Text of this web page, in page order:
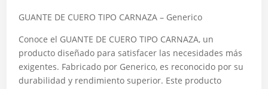
GUANTE DE CUERO TIPO CARNAZA – Generico
Conoce el GUANTE DE CUERO TIPO CARNAZA, un
producto diseñado para satisfacer las necesidades más
exigentes. Fabricado por Generico, es reconocido por su
durabilidad y rendimiento superior. Este producto